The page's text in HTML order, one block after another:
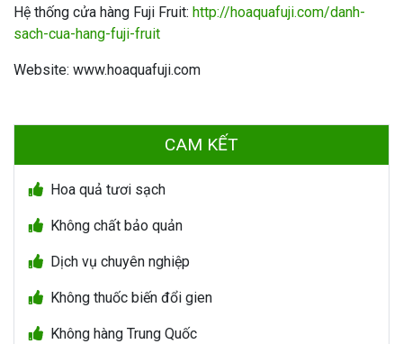
Hệ thống cửa hàng Fuji Fruit: http://hoaquafuji.com/danh-
sach-cua-hang-fuji-fruit
Website: www.hoaquafuji.com
CAM KẾT
Hoa quả tươi sạch
Không chất bảo quản
Dịch vụ chuyên nghiệp
Không thuốc biến đổi gien
Không hàng Trung Quốc